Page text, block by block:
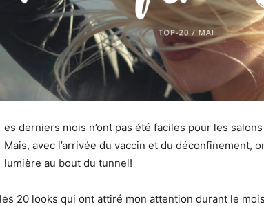
es derniers mois n’ont pas été faciles pour les
Mais, avec l’arrivée du vaccin et du déconfinement,
lumière au bout du tunnel!
20 looks qui ont attiré mon attention durant le